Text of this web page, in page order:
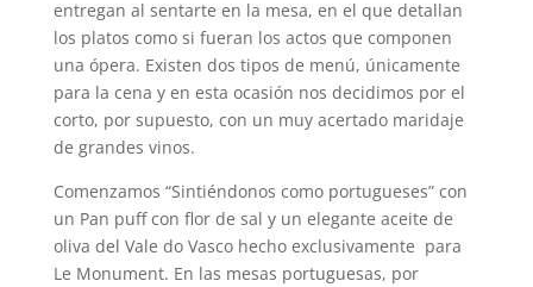
entregan al sentarte en la mesa, en el que detallan
los platos como si fueran los actos que componen
una ópera. Existen dos tipos de menú, únicamente
para la cena y en esta ocasión nos decidimos por el
corto, por supuesto, con un muy acertado maridaje
de grandes vinos.
Comenzamos “Sintiéndonos como portugueses” con
un Pan puff con flor de sal y un elegante aceite de
oliva del Vale do Vasco hecho exclusivamente para
Le Monument. En las mesas portuguesas, por